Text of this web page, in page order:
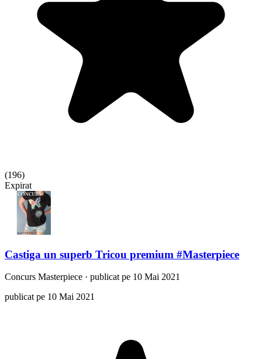
(196)
Expirat
Castiga un superb Tricou premium #Masterpiece
Concurs Masterpiece · publicat pe 10 Mai 2021
publicat pe 10 Mai 2021